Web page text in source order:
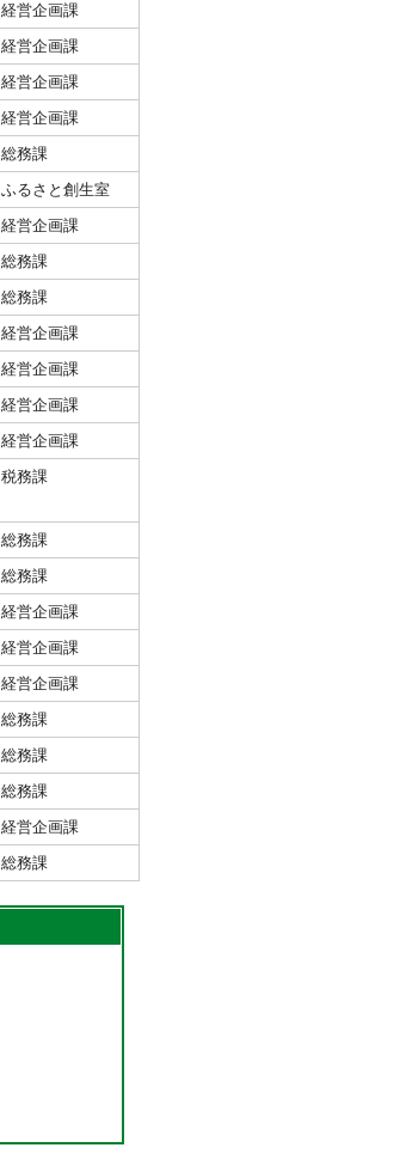
経営企画課
経営企画課
経営企画課
経営企画課
総務課
ふるさと創生室
経営企画課
総務課
総務課
経営企画課
経営企画課
経営企画課
経営企画課
税務課
総務課
総務課
経営企画課
経営企画課
経営企画課
総務課
総務課
総務課
経営企画課
総務課